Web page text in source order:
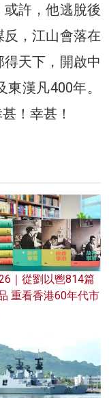
許，他逃脫後
，江山會落在
天下，開啟中
漢凡400年。
！幸甚！
｜從劉以鬯814篇
重看香港60年代市